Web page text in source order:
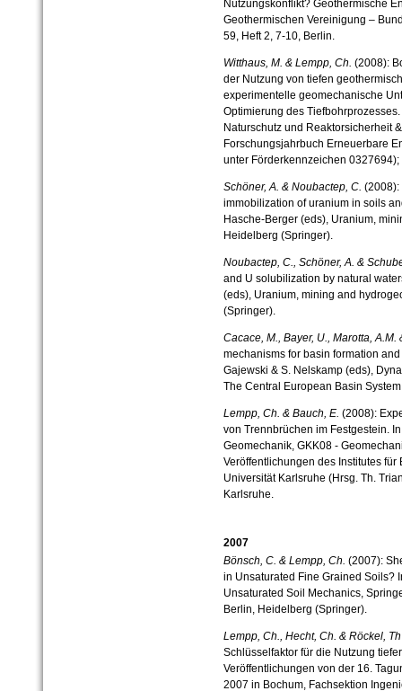
Nutzungskonflikt? Geothermische
Geothermischen Vereinigung –
59, Heft 2, 7-10, Berlin.
Witthaus, M. & Lempp, Ch. (2008):
der Nutzung von tiefen
experimentelle geomechanische
Optimierung des
Naturschutz und Reaktorsicherheit
Forschungsjahrbuch Erneuerbare
unter Förderkennzeichen
Schöner, A. & Noubactep, C. (2008):
immobilization of uranium in soils
Hasche-Berger (eds), Uranium,
Heidelberg (Springer).
Noubactep, C., Schöner, A. &
and U solubilization by natural
(eds), Uranium, mining and
(Springer).
Cacace, M., Bayer, U., Marotta, A.M.
mechanisms for basin formation
Gajewski & S. Nelskamp (eds),
The Central European Basin
Lempp, Ch. & Bauch, E. (2008):
von Trennbrüchen im Festgestein.
Geomechanik, GKK08 -
Veröffentlichungen des Institutes
Universität Karlsruhe (Hrsg. Th.
Karlsruhe.
2007
Bönsch, C. & Lempp, Ch. (2007):
in Unsaturated Fine Grained Soils?
Unsaturated Soil Mechanics,
Berlin, Heidelberg (Springer).
Lempp, Ch., Hecht, Ch. & Röckel, Th
Schlüsselfaktor für die Nutzung
Veröffentlichungen von der 16.
2007 in Bochum, Fachsektion